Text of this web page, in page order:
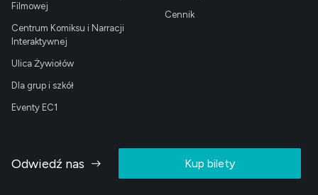
Filmowej
Centrum Komiksu i Narracji
Interaktywnej
Ulica Żywiołów
Dla grup i szkół
Eventy EC1
Cennik
Odwiedź nas Kup bilety